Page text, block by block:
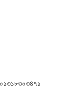
০১৩১৮৩০৩৪৭১